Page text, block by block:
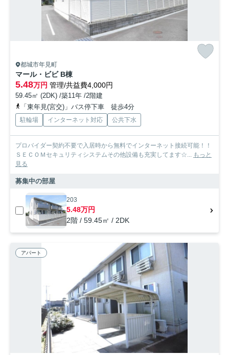
都城市年見町
マール・ビビ B棟
5.48万円 管理/共益費4,000円
59.45㎡ (2DK) /築11年 /2階建
「東年見(宮交)」バス停下車 徒歩4分
駐輪場 インターネット対応 公共下水
プロバイダー契約不要で入居時から無料でインターネット接続可能！！
ＳＥＣＯＭセキュリティシステムその他設備も充実してます☆... もっと
見る
募集中の部屋
203
5.48万円
2階 / 59.45㎡ / 2DK
アパート